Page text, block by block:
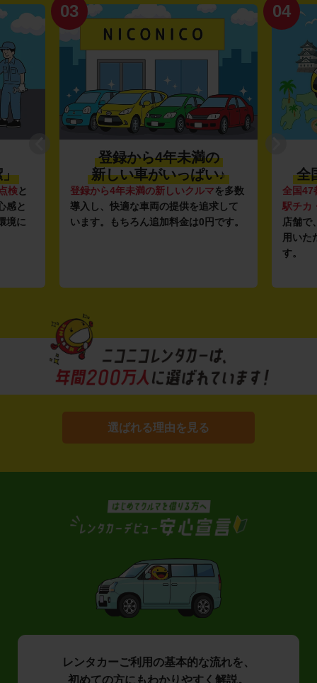
」
検と
感と
境に
03
登録から4年未満の
新しい車がいっぱい♪
登録から4年未満の新しいクルマを多数
導入し、快適な車両の提供を追求して
います。もちろん追加料金は0円です。
04
全
全国47
駅チカ
店舗で
用いた
す。
選ばれる理由を見る
レンタカーご利用の基本的な流れを、
初めての方にもわかりやすく解説。